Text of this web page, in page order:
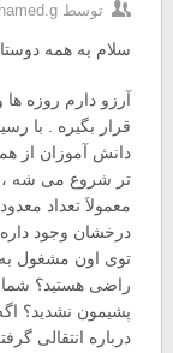
توسط hamed.g
سلام به همه
آرزو دارم روزه
قرار بگیره . با
دانش آموزان از
تر شروع می شه ،
معمولاَ تعداد
درخشان وجود
توی اون مشغول
راضی هستید؟ شما
پشیمون نشدید؟
درباره انتقالی